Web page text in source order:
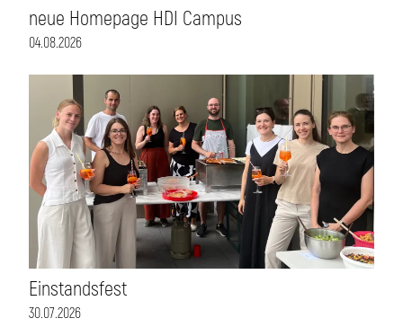
neue Homepage HDI Campus
04.08.2026
Einstandsfest
30.07.2026